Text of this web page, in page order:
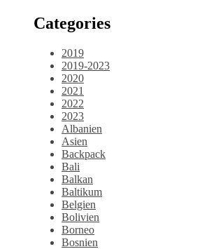
Categories
2019
2019-2023
2020
2021
2022
2023
Albanien
Asien
Backpack
Bali
Balkan
Baltikum
Belgien
Bolivien
Borneo
Bosnien